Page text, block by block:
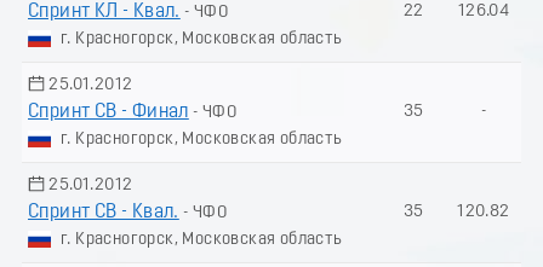
Спринт КЛ - Квал. - ЧФО
г. Красногорск, Московская область
22 126.04
25.01.2012
Спринт СВ - Финал - ЧФО
г. Красногорск, Московская область
35 -
25.01.2012
Спринт СВ - Квал. - ЧФО
г. Красногорск, Московская область
35 120.82